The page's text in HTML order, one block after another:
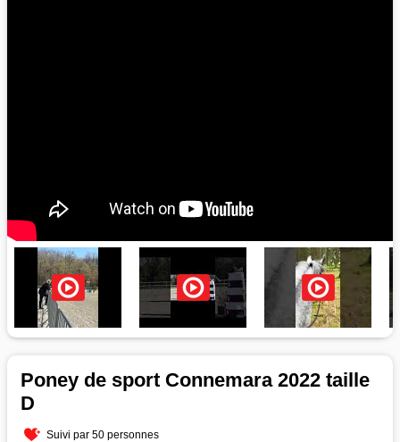
Poney de sport Connemara 2022 taille
D
Suivi par 50 personnes